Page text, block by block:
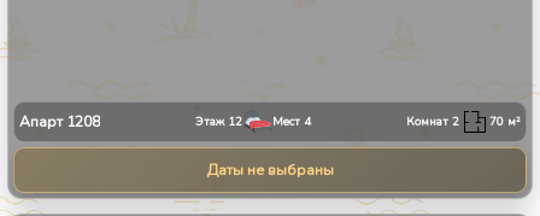
Апарт 1208 Этаж 12 Мест 4 Комнат2 70 м²
Даты не выбраны